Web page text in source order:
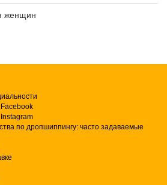
женщин
Facebook
по дропшиппингу: часто задаваемые